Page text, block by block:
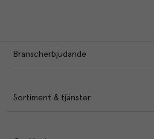
Branscherbjudande
Sortiment & tjänster